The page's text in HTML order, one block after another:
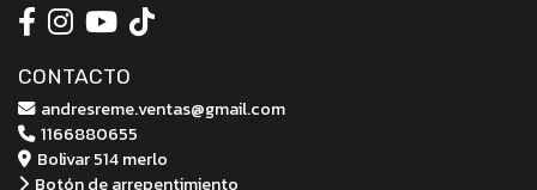
CONTACTO
andresreme.ventas@gmail.com
1166880655
Bolivar 514 merlo
Botón de arrepentimiento